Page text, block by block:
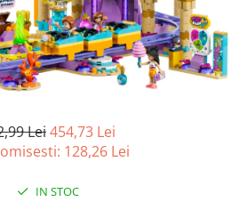
carti
carti
Lei454,73 Lei
128,26 Lei
IN STOC